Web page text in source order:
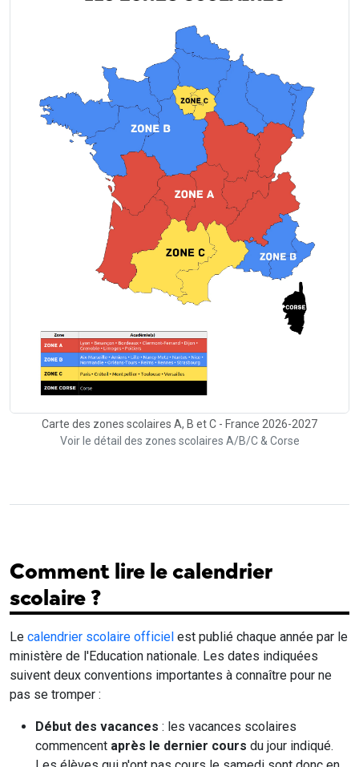
Carte des zones scolaires A, B et C - France 2026-2027
Voir le détail des zones scolaires A/B/C & Corse
Comment lire le calendrier
scolaire ?
Le calendrier scolaire officiel est publié chaque année par le
ministère de l'Education nationale. Les dates indiquées
suivent deux conventions importantes à connaître pour ne
pas se tromper :
Début des vacances : les vacances scolaires
commencent après le dernier cours du jour indiqué.